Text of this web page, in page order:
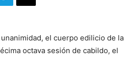
el cuerpo edilicio de la
octava sesión de cabildo, el